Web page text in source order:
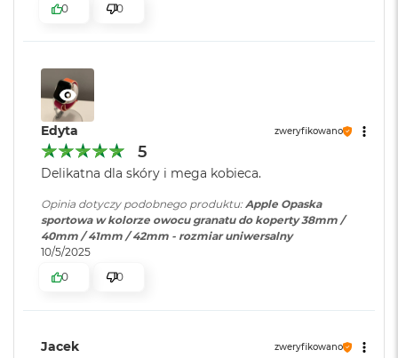
G
w
i
e
z
d
a
s
z
a
r
o
a
0
0
Edyta zweryfikowano
5
Delikatna dla skóry i mega kobieca.
Opinia dotyczy podobnego produktu:Apple Opaska
sportowa w kolorze owocu granatu do koperty 38mm /
40mm / 41mm / 42mm - rozmiar uniwersalny
10/5/2025
0
0
Jacek zweryfikowano